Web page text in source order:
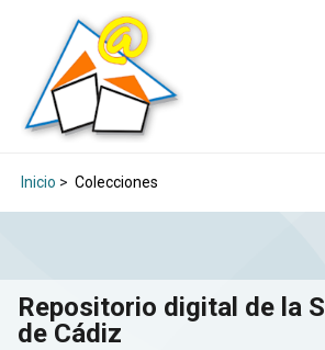
Inicio > Colecciones
Repositorio digital de la
de Cádiz